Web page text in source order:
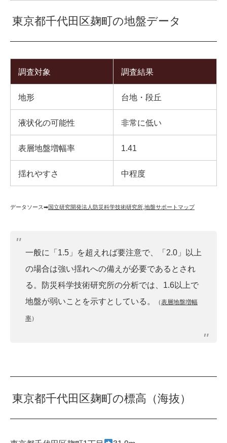
東京都千代田区麹町の地盤データ
調査対象 調査結果
地形 台地・段丘
液状化の可能性 非常に低い
表層地盤増幅率 1.41
揺れやすさ 中程度
データソース➡︎国立研究開発法人防災科学技術研究所 地盤サポートマップ
一般に「1.5」を超えれば要注意で、「2.0」以上
の場合は強い揺れへの備えが必要であるとされ
る。防災科学技術研究所の分析では、1.6以上で
地盤が弱いことを示すとしている。
（表層地盤増幅
率）
東京都千代田区麹町の標高（海抜）